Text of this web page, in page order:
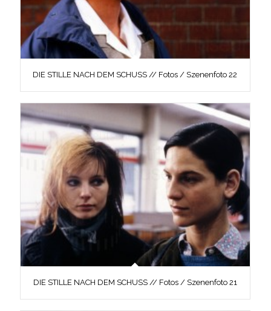
DIE STILLE NACH DEM SCHUSS // Fotos / Szenenfoto 22
DIE STILLE NACH DEM SCHUSS // Fotos / Szenenfoto 21